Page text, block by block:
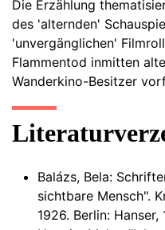
Die Erzählung
des 'alternden'
'unvergänglichen'
Flammentod inmitten
Wanderkino-Besitzer
Balázs, Bela:
sichtbare Mensch".
1926. Berlin: Hanser,